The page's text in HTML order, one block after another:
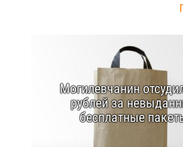
Могилевчанин
рублей за
бесплатные